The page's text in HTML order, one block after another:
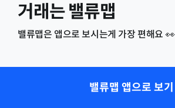
거래는 밸류맵
밸류맵은 앱으로 보시는게 가장 편해요 👀
밸류맵 앱으로 보기